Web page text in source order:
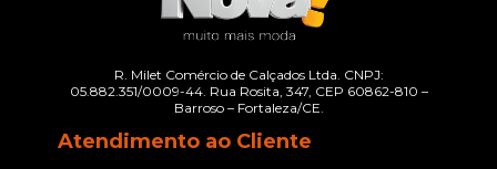
R. Milet Comércio de Calçados Ltda. CNPJ:
05.882.351/0009-44. Rua Rosita, 347, CEP 60862-810 –
Barroso – Fortaleza/CE.
Atendimento ao Cliente